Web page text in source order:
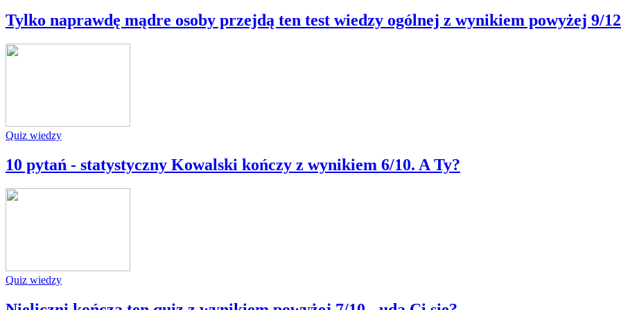
Tylko naprawdę mądre osoby przejdą ten test wiedzy ogólnej z wynikiem powyżej 9/
Quiz wiedzy
10 pytań - statystyczny Kowalski kończy z wynikiem 6/10. A Ty?
Quiz wiedzy